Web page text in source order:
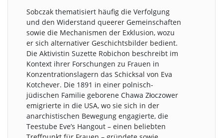
Sobczak thematisiert häufig die Verfolgung
und den Widerstand queerer Gemeinschaften
sowie die Mechanismen der Exklusion, wozu
er sich alternativer Geschichtsbilder bedient.
Die Aktivistin Suzette Robichon beschreibt im
Kontext ihrer Forschungen zu Frauen in
Konzentrationslagern das Schicksal von Eva
Kotchever. Die 1891 in einer polnisch-
jüdischen Familie geborene Chawa Złoczower
emigrierte in die USA, wo sie sich in der
anarchistischen Bewegung engagierte, die
Teestube Eve’s Hangout – einen beliebten